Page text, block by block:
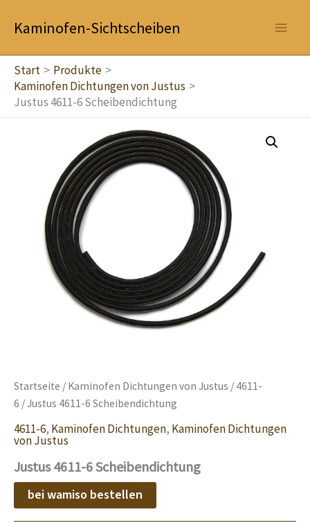
InhaltKaminofen-Sichtscheiben
Start
Produkte
Kaminofen Dichtungen von Justus
Justus 4611-6 Scheibendichtung
Startseite / Kaminofen Dichtungen von Justus / 4611-
6 / Justus 4611-6 Scheibendichtung
4611-6, Kaminofen Dichtungen, Kaminofen Dichtungen
von Justus
Justus 4611-6 Scheibendichtung
bei wamiso bestellen